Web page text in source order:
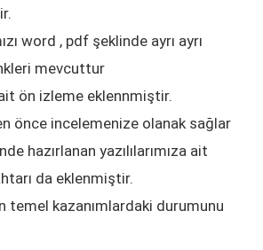
word , pdf şeklinde ayrı ayrı
mevcuttur
ait ön izleme eklennmiştir.
önce incelemenize olanak sağlar
hazırlanan yazılılarımıza ait
da eklenmiştir.
temel kazanımlardaki durumunu